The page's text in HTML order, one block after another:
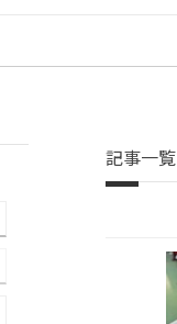
記事一覧